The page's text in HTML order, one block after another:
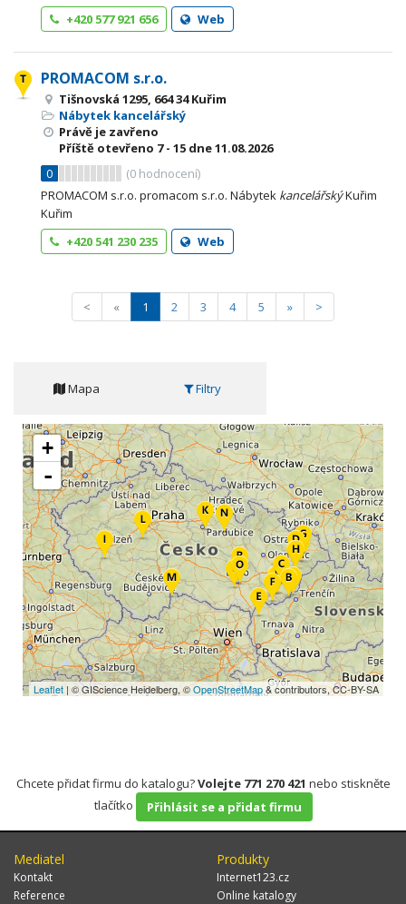
+420 577 921 656
Web
PROMACOM s.r.o.
Tišnovská 1295, 664 34 Kuřim
Nábytek kancelářský
Právě je zavřeno
Příště otevřeno 7 - 15 dne 11.08.2026
0
(0 hodnocení)
PROMACOM s.r.o. promacom s.r.o. Nábytek kancelářskýKuřim
Kuřim
+420 541 230 235
Web
< « 1 2 3 4 5 » >
Mapa Filtry
+
-
Leaflet | © GIScience Heidelberg, ©OpenStreetMap& contributors, CC-BY-SA
Chcete přidat firmu do katalogu?Volejte 771 270 421 nebo stiskněte
tlačítko
Přihlásit se a přidat firmu
Mediatel
Kontakt
Reference
Produkty
Internet123.cz
Online katalogy